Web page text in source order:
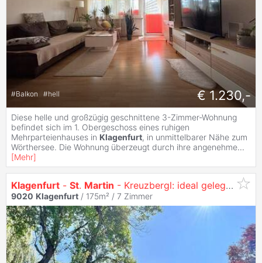
#Balkon #hell € 1.230,-
Diese helle und großzügig geschnittene 3-Zimmer-Wohnung
befindet sich im 1. Obergeschoss eines ruhigen
Mehrparteienhauses in Klagenfurt, in unmittelbarer Nähe zum
Wörthersee. Die Wohnung überzeugt durch ihre angenehme...
[Mehr]
Klagenfurt - St. Martin - Kreuzbergl: ideal gelegen Immobilie mit TOP POTENTIAL
9020 Klagenfurt / 175m² / 7 Zimmer